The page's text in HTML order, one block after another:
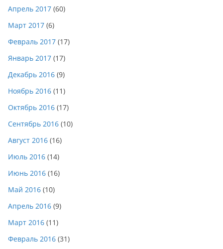
Апрель 2017 (60)
Март 2017 (6)
Февраль 2017 (17)
Январь 2017 (17)
Декабрь 2016 (9)
Ноябрь 2016 (11)
Октябрь 2016 (17)
Сентябрь 2016 (10)
Август 2016 (16)
Июль 2016 (14)
Июнь 2016 (16)
Май 2016 (10)
Апрель 2016 (9)
Март 2016 (11)
Февраль 2016 (31)